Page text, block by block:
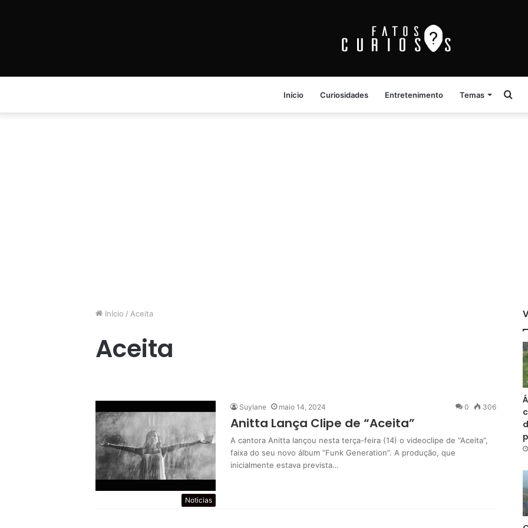
Início Curiosidades Entretenimento Temas
Início / Aceita
Aceita
Noticias
Suylane maio 14, 2024 0 306
Anitta Lança Clipe de “Aceita”
A cantora Anitta lançou nesta terça-feira (14) o videoclipe de “Aceita”,
faixa do seu novo álbum “Funk Generation”. A produção, que
inicialmente estava prevista…